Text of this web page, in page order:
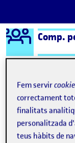
Saltar al contingut
Logo Ágora
Semestre 20221 -
Núria
Fem servir
correctament
finalitats
personalitzada
teus hàbits de